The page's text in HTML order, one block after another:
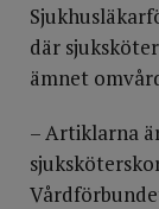
där
ämnet
– Artiklarna